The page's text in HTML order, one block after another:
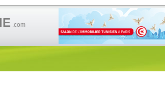
.com